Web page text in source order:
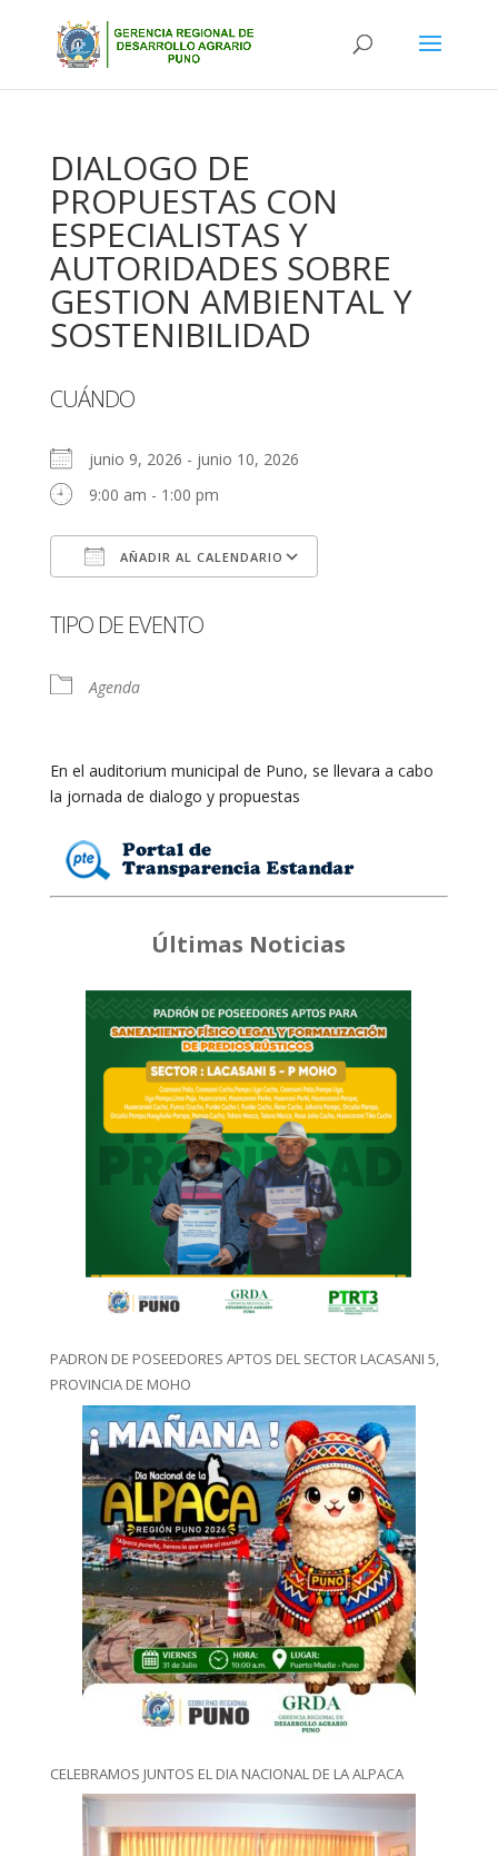
DIALOGO DE
PROPUESTAS CON
ESPECIALISTAS Y
AUTORIDADES SOBRE
GESTION AMBIENTAL Y
SOSTENIBILIDAD
CUÁNDO
junio 9, 2026 - junio 10, 2026
9:00 am - 1:00 pm
AÑADIR AL CALENDARIO
TIPO DE EVENTO
Agenda
En el auditorium municipal de Puno, se llevara a cabo
la jornada de dialogo y propuestas
Últimas Noticias
PADRON DE POSEEDORES APTOS DEL SECTOR LACASANI 5,
PROVINCIA DE MOHO
CELEBRAMOS JUNTOS EL DIA NACIONAL DE LA ALPACA